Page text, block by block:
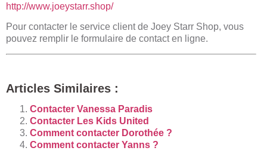
http://www.joeystarr.shop/
Pour contacter le service client de Joey Starr Shop, vous
pouvez remplir le formulaire de contact en ligne.​
Articles Similaires :
Contacter Vanessa Paradis
Contacter Les Kids United
Comment contacter Dorothée ?
Comment contacter Yanns ?